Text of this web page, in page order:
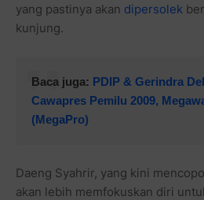
yang pastinya akan dipersolek
kunjung.
Baca juga: PDIP & Gerindra
Cawapres Pemilu 2009,
(MegaPro)
Daeng Syahrir, yang kini
akan lebih memfokuskan diri